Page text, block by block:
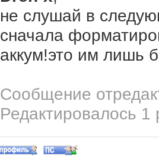
не слушай в
сначала
аккум!это им лишь
Сообщение
Редактировалось 1